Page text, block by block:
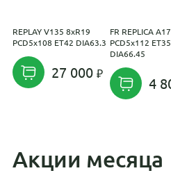
REPLAY V135 8xR19
PCD5x108 ET42 DIA63.3
27 000
FR REPLICA
PCD5x112 ET35
DIA66.45
4
Акции месяца